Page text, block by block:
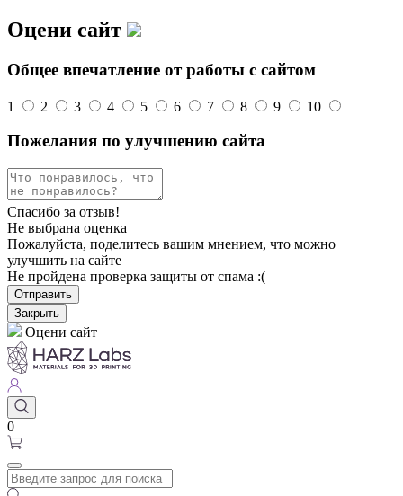
Оцени сайт
Общее впечатление от работы с сайтом
1 2 3 4 5 6 7 8 9 10
Пожелания по улучшению сайта
Спасибо за отзыв!
Не выбрана оценка
Пожалуйста, поделитесь вашим мнением, что можно
улучшить на сайте
Не пройдена проверка защиты от спама :(
Отправить
Закрыть
Оцени сайт
0